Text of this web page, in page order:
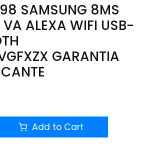
SAMSUNG 8MS
ALEXA WIFI USB-
GARANTIA
Add to Cart